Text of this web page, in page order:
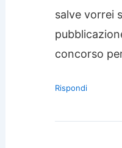
salve vorrei
concorso
Rispondi